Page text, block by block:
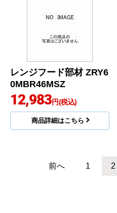
レンジフード部材 ZRY6
0MBR46MSZ
12,983円(税込)
商品詳細はこちら
前へ 1 2